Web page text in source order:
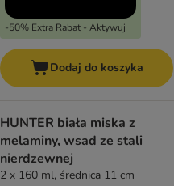
-50% Extra Rabat - Aktywuj
Dodaj do koszyka
HUNTER biała miska z
melaminy, wsad ze stali
nierdzewnej
2 x 160 ml, średnica 11 cm